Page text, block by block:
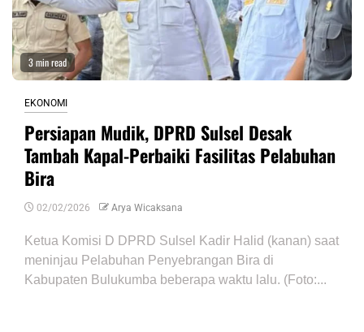
3 min read
EKONOMI
Persiapan Mudik, DPRD Sulsel Desak
Tambah Kapal-Perbaiki Fasilitas Pelabuhan
Bira
02/02/2026 Arya Wicaksana
Ketua Komisi D DPRD Sulsel Kadir Halid (kanan) saat
meninjau Pelabuhan Penyebrangan Bira di
Kabupaten Bulukumba beberapa waktu lalu. (Foto:...